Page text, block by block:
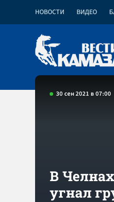
НОВОСТИ ВИДЕО
30 сен 2021 в 07:00
В
угнал